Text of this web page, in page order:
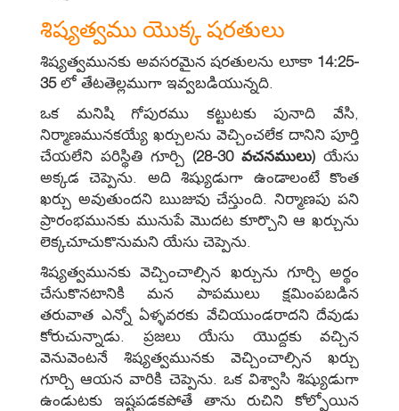
శిష్యత్వము యొక్క షరతులు
శిష్యత్వమునకు అవసరమైన షరతులను లూకా 14:25-
35లో తేటతెల్లముగా ఇవ్వబడియున్నది.
ఒక మనిషి గోపురము కట్టుటకు పునాది వేసి,
నిర్మాణమునకయ్యే ఖర్చులను వెచ్చించలేక దానిని పూర్తి
చేయలేని పరిస్థితి గూర్చి (28-30 వచనములు) యేసు
అక్కడ చెప్పెను. అది శిష్యుడుగా ఉండాలంటే కొంత
ఖర్చు అవుతుందని ఋజువు చేస్తుంది. నిర్మాణపు పని
ప్రారంభమునకు మునుపే మొదట కూర్చొని ఆ ఖర్చును
లెక్కచూచుకొనుమని యేసు చెప్పెను.
శిష్యత్వమునకు వెచ్చించాల్సిన ఖర్చును గూర్చి అర్థం
చేసుకొనటానికి మన పాపములు క్షమింపబడిన
తరువాత ఎన్నో ఏళ్ళవరకు వేచియుండరాదని దేవుడు
కోరుచున్నాడు. ప్రజలు యేసు యొద్దకు వచ్చిన
వెనువెంటనే శిష్యత్వమునకు వెచ్చించాల్సిన ఖర్చు
గూర్చి ఆయన వారికి చెప్పెను. ఒక విశ్వాసి శిష్యుడుగా
ఉండుటకు ఇష్టపడకపోతే తాను రుచిని కోల్పోయిన